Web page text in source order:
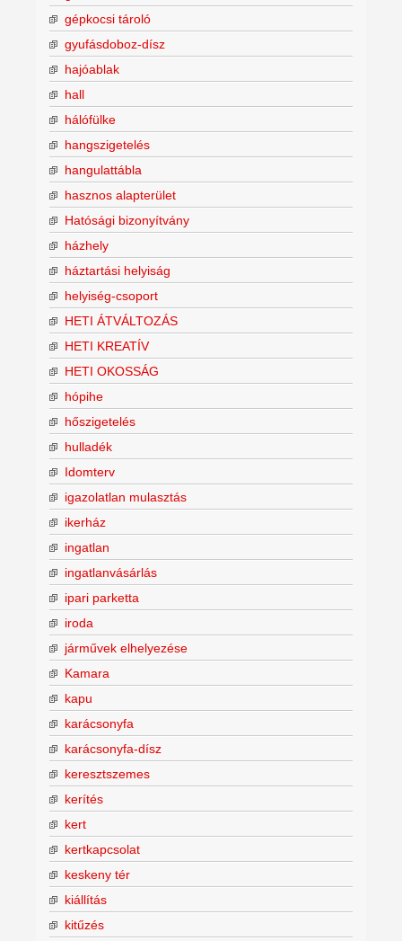
gépkocsi tároló
gyufásdoboz-dísz
hajóablak
hall
hálófülke
hangszigetelés
hangulattábla
hasznos alapterület
Hatósági bizonyítvány
házhely
háztartási helyiság
helyiség-csoport
HETI ÁTVÁLTOZÁS
HETI KREATÍV
HETI OKOSSÁG
hópihe
hőszigetelés
hulladék
Idomterv
igazolatlan mulasztás
ikerház
ingatlan
ingatlanvásárlás
ipari parketta
iroda
járművek elhelyezése
Kamara
kapu
karácsonyfa
karácsonyfa-dísz
keresztszemes
kerítés
kert
kertkapcsolat
keskeny tér
kiállítás
kitűzés